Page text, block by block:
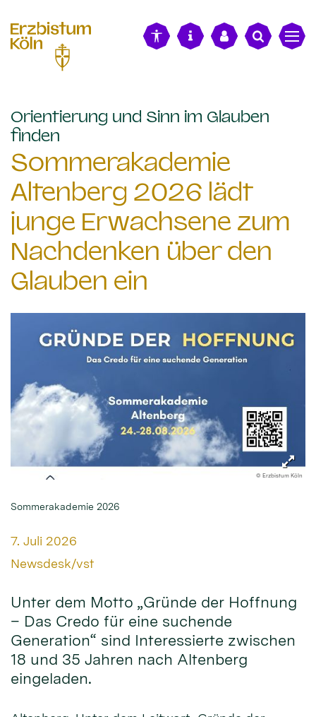
Orientierung und Sinn im Glauben
finden
Sommerakademie
Altenberg 2026 lädt
junge Erwachsene zum
Nachdenken über den
Glauben ein
© Erzbistum Köln
Sommerakademie 2026
Datum:
7. Juli 2026
Von:
Newsdesk/vst
Unter dem Motto „Gründe der Hoffnung
– Das Credo für eine suchende
Generation“ sind Interessierte zwischen
18 und 35 Jahren nach Altenberg
eingeladen.